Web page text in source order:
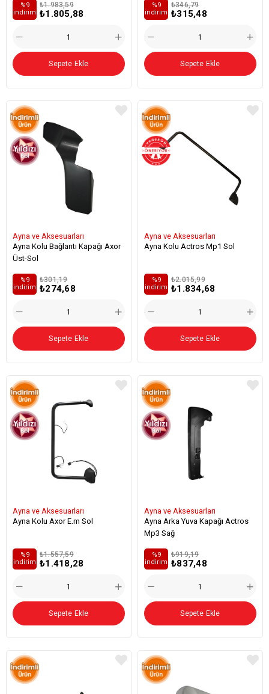
₺1.805,88
₺1.983,59
%9
i̇ndirim
Sepete Ekle
₺315,48
₺346,79
%9
i̇ndirim
Sepete Ekle
Ayna ve Aksesuarları
Ayna Kolu Bağlantı Kapağı Axor
Üst-Sol
₺274,68
₺301,19
%9
i̇ndirim
Sepete Ekle
Ayna ve Aksesuarları
Ayna Kolu Actros Mp1 Sol
₺1.834,68
₺2.015,99
%9
i̇ndirim
Sepete Ekle
Ayna ve Aksesuarları
Ayna Kolu Axor E.m Sol
₺1.418,28
₺1.557,59
%9
i̇ndirim
Sepete Ekle
Ayna ve Aksesuarları
Ayna Arka Yuva Kapağı Actros
Mp3 Sağ
₺837,48
₺919,19
%9
i̇ndirim
Sepete Ekle